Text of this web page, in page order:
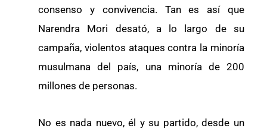
consenso y convivencia. Tan es así que
Narendra Mori desató, a lo largo de su
campaña, violentos ataques contra la minoría
musulmana del país, una minoría de 200
millones de personas.
No es nada nuevo, él y su partido, desde un